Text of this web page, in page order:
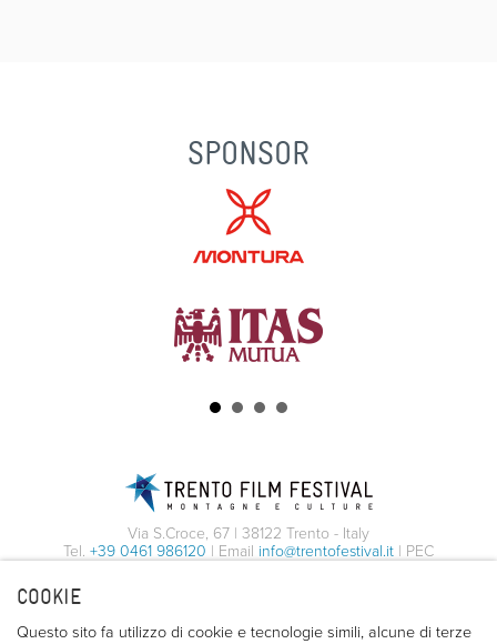
COOKIE
Questo sito fa utilizzo di cookie e tecnologie simili, alcune di terze
SPONSOR
Via S.Croce, 67 | 38122 Trento - Italy
Tel. +39 0461 986120 | Email info@trentofestival.it | PEC
trentofilmfestival@pec.it